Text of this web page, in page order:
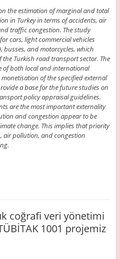
the estimation of marginal and total
in Turkey in terms of accidents, air
traffic congestion. The study
cars, light commercial vehicles
busses, and motorcycles, which
the Turkish road transport sector. The
of both local and international
of the specified external
a base for the future studies on
policy appraisal guidelines.
are the most important externality
and congestion appear to be
change. This implies that priority
air pollution, and congestion
coğrafi veri yönetimi
1001 projemiz